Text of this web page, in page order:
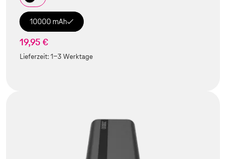
10000 mAh
19,95 €
Lieferzeit:1-3 Werktage